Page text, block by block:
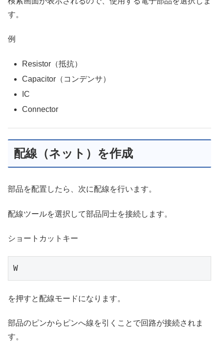
す。
例
Resistor（抵抗）
Capacitor（コンデンサ）
IC
Connector
配線（ネット）を作成
部品を配置したら、次に配線を行います。
配線ツールを選択して部品同士を接続します。
ショートカットキー
W
を押すと配線モードになります。
部品のピンからピンへ線を引くことで回路が接続されま
す。